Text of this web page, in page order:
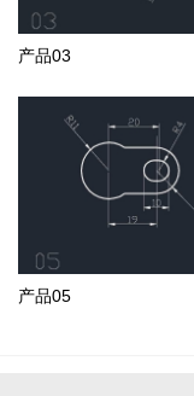
产品03
产品05